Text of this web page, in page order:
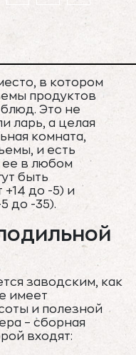
в котором
продуктов
Это не
ларь, а целая
комната,
и есть
ее в любом
быть
до -5) и
до -35).
заводским, как
имеет
и полезной
– сборная
входят: